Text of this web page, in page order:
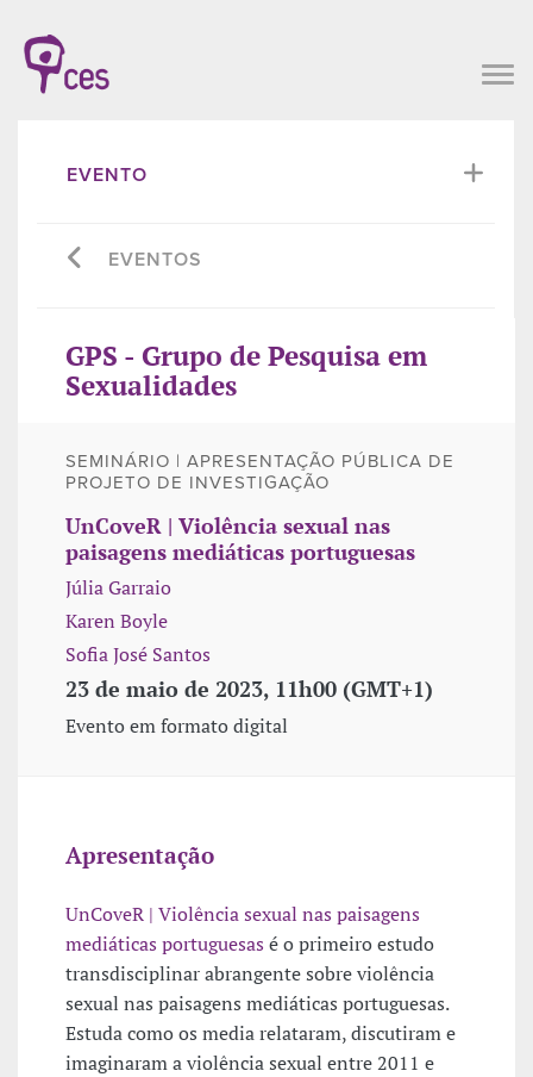
EVENTO
EVENTOS
GPS - Grupo de Pesquisa em
Sexualidades
SEMINÁRIO | APRESENTAÇÃO PÚBLICA DE
PROJETO DE INVESTIGAÇÃO
UnCoveR | Violência sexual nas
paisagens mediáticas portuguesas
Júlia Garraio
Karen Boyle
Sofia José Santos
23 de maio de 2023, 11h00 (GMT+1)
Evento em formato digital
Apresentação
UnCoveR | Violência sexual nas paisagens
mediáticas portuguesas é o primeiro estudo
transdisciplinar abrangente sobre violência
sexual nas paisagens mediáticas portuguesas.
Estuda como os media relataram, discutiram e
imaginaram a violência sexual entre 2011 e